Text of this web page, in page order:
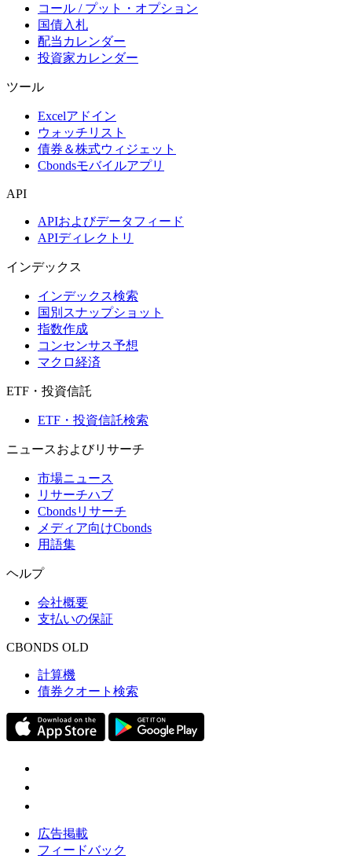
コール / プット・オプション
国債入札
配当カレンダー
投資家カレンダー
ツール
Excelアドイン
ウォッチリスト
債券＆株式ウィジェット
Cbondsモバイルアプリ
API
APIおよびデータフィード
APIディレクトリ
インデックス
インデックス検索
国別スナップショット
指数作成
コンセンサス予想
マクロ経済
ETF・投資信託
ETF・投資信託検索
ニュースおよびリサーチ
市場ニュース
リサーチハブ
Cbondsリサーチ
メディア向けCbonds
用語集
ヘルプ
会社概要
支払いの保証
CBONDS OLD
計算機
債券クオート検索
広告掲載
フィードバック